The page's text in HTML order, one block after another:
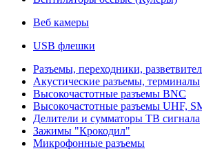
Веб камеры
USB флешки
Разъемы, переходники,
Акустические разъемы, терминалы
Высокочастотные разъемы BNC
Высокочастотные разъемы UHF,
Делители и сумматоры ТВ сигнала
Зажимы "Крокодил"
Микрофонные разъемы